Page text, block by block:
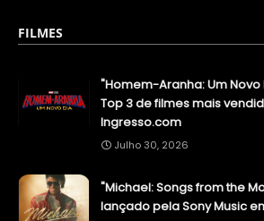
FILMES
"Homem-Aranha: Um
Top 3 de filmes mais
Ingresso.com
Julho 30, 2026
"Michael: Songs from the
lançado pela Sony Music